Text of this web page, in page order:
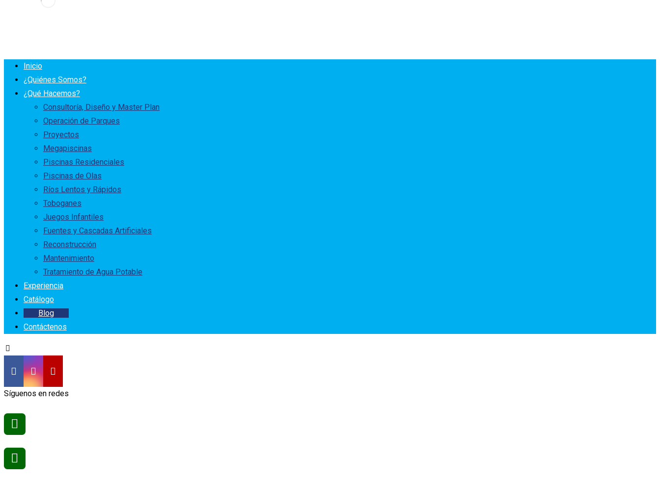
Inicio
¿Quiénes Somos?
¿Qué Hacemos?
Consultoría, Diseño y Master Plan
Operación de Parques
Proyectos
Megapiscinas
Piscinas Residenciales
Piscinas de Olas
Ríos Lentos y Rápidos
Toboganes
Juegos Infantiles
Fuentes y Cascadas Artificiales
Reconstrucción
Mantenimiento
Tratamiento de Agua Potable
Experiencia
Catálogo
Blog
Contáctenos
Síguenos en redes